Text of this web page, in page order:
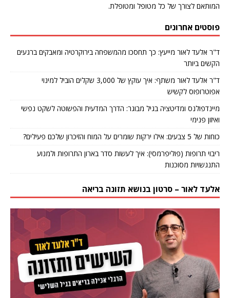
המותאם לצורך של כל מטופל ומטופלת.
פוסטים אחרונים
ד"ר אלעד לאור מייעץ: כך תחסכו מהמשפחה בירוקרטיה ומאבקים ברגעים
הקשים ביותר
ד"ר אלעד לאור משתף: איך עוקץ של 3,000 שקלים הוביל למינוי
אפוטרופוס לקשיש
מיינדפולנס ומדיטציה בגיל מבוגר: הדרך המדעית והפשוטה לשקט נפשי
ואיזון פנימי
כוחות של 5 צבעים: אילו ירקות שומרים על המוח והזיכרון שלכם פעילים?
ריבוי תרופות (פוליפרמסי): איך לעשות סדר בארון התרופות ולמנוע
התנגשויות מסוכנות
אלעד לאור – סרטון בנושא תזונה בריאה